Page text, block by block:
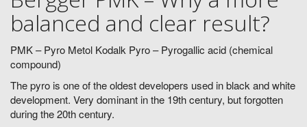
balanced and clear result?
PMK – Pyro Metol Kodalk Pyro – Pyrogallic acid (chemical
compound)
The pyro is one of the oldest developers used in black and white
development. Very dominant in the 19th century, but forgotten
during the 20th century.